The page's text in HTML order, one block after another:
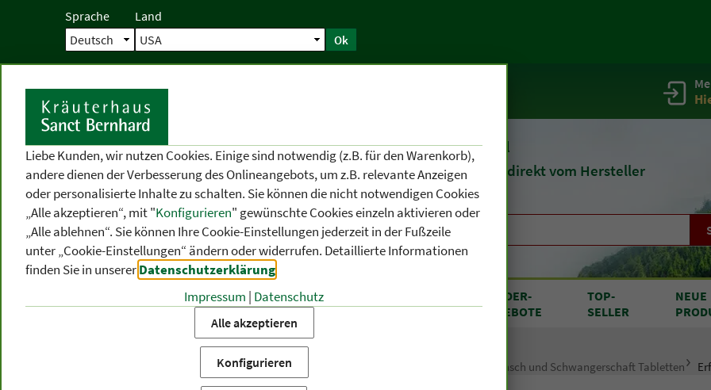
Sprache Land
Ok
Startseite
Seit 1903Naturheilmittel
undKosmetik direkt vom Hersteller
KATEGORIEN
THEMEN-
BEREICHE
VON A BIS Z
SONDER-
ANGEBOTE
TOP-
SELLER
NEUE
Startseite Themenbereiche Prenatal 1 Kinderwunsch und Schwangerschaft Tabletten
Liebe Kunden, wir nutzen Cookies. Einige sind notwendig (z.B. für den Warenkorb),
andere dienen der Verbesserung des Onlineangebots, um z.B. relevante Anzeigen
oder personalisierte Inhalte zu schalten. Sie können die nicht notwendigen Cookies
„Alle akzeptieren“, mit "Konfigurieren" gewünschte Cookies einzeln aktivieren oder
„Alle ablehnen“. Sie können Ihre Cookie-Einstellungen jederzeit in der Fußzeile
unter „Cookie-Einstellungen“ ändern oder widerrufen. Detaillierte Informationen
finden Sie in unsererDatenschutzerklärung
Impressum | Datenschutz
Alle akzeptieren
Konfigurieren